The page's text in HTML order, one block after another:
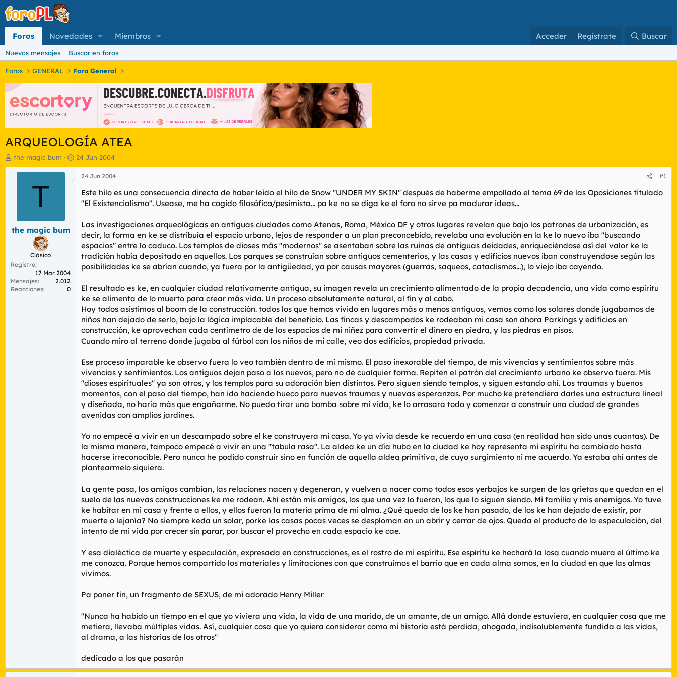
Foros Novedades Miembros Acceder Regístrate Buscar
Nuevos mensajes Buscar en foros
Foros GENERAL Foro General
ARQUEOLOGÍA ATEA
I
n
o
r
t
m
a
the magic bum
F
e
24 Jun 2004
T
the magic bum
Clásico
Registro
17 Mar 2004
Mensajes
2.012
Reacciones
0
24 Jun 2004 #1
Este hilo es una consecuencia directa de haber leido el hilo de Snow "UNDER MY SKIN" después de haberme empollado el tema 69 de las Oposiciones titulado
"El Existencialismo". Usease, me ha cogido filosófico/pesimista... pa ke no se diga ke el foro no sirve pa madurar ideas...
Las investigaciones arqueológicas en antiguas ciudades como Atenas, Roma, México DF y otros lugares revelan que bajo los patrones de urbanización, es
decir, la forma en ke se distribuía el espacio urbano, lejos de responder a un plan preconcebido, revelaba una evolución en la ke lo nuevo iba "buscando
espacios" entre lo caduco. Los templos de dioses más "modernos" se asentaban sobre las ruinas de antiguas deidades, enriqueciéndose así del valor ke la
tradición había depositado en aquellos. Los parques se construían sobre antiguos cementerios, y las casas y edificios nuevos iban construyendose según las
posibilidades ke se abrían cuando, ya fuera por la antigüedad, ya por causas mayores (guerras, saqueos, cataclismos...), lo viejo iba cayendo.
El resultado es ke, en cualquier ciudad relativamente antigua, su imagen revela un crecimiento alimentado de la propia decadencia, una vida como espíritu
ke se alimenta de lo muerto para crear más vida. Un proceso absolutamente natural, al fin y al cabo.
Hoy todos asistimos al boom de la construcción. todos los que hemos vivido en lugares más o menos antiguos, vemos como los solares donde jugabamos de
niños han dejado de serlo, bajo la lógica implacable del beneficio. Las fincas y descampados ke rodeaban mi casa son ahora Parkings y edificios en
construcción, ke aprovechan cada centímetro de de los espacios de mi niñez para convertir el dinero en piedra, y las piedras en pisos.
Cuando miro al terreno donde jugaba al fútbol con los niños de mi calle, veo dos edificios, propiedad privada.
Ese proceso imparable ke observo fuera lo veo también dentro de mí mismo. El paso inexorable del tiempo, de mis vivencias y sentimientos sobre más
vivencias y sentimientos. Los antiguos dejan paso a los nuevos, pero no de cualquier forma. Repiten el patrón del crecimiento urbano ke observo fuera. Mis
"dioses espirituales" ya son otros, y los templos para su adoración bien distintos. Pero siguen siendo templos, y siguen estando ahí. Los traumas y buenos
momentos, con el paso del tiempo, han ido haciendo hueco para nuevos traumas y nuevas esperanzas. Por mucho ke pretendiera darles una estructura lineal
y diseñada, no haría más que engañarme. No puedo tirar una bomba sobre mi vida, ke lo arrasara todo y comenzar a construir una ciudad de grandes
avenidas con amplios jardines.
Yo no empecé a vivir en un descampado sobre el ke construyera mi casa. Yo ya vivía desde ke recuerdo en una casa (en realidad han sido unas cuantas). De
la misma manera, tampoco empecé a vivir en una "tabula rasa". La aldea ke un día hubo en la ciudad ke hoy representa mi espíritu ha cambiado hasta
hacerse irreconocible. Pero nunca he podido construir sino en función de aquella aldea primitiva, de cuyo surgimiento ni me acuerdo. Ya estaba ahí antes de
plantearmelo siquiera.
La gente pasa, los amigos cambian, las relaciones nacen y degeneran, y vuelven a nacer como todos esos yerbajos ke surgen de las grietas que quedan en el
suelo de las nuevas construcciones ke me rodean. Ahí están mis amigos, los que una vez lo fueron, los que lo siguen siendo. Mi familia y mis enemigos. Yo tuve
ke habitar en mi casa y frente a ellos, y ellos fueron la materia prima de mi alma. ¿Qué queda de los ke han pasado, de los ke han dejado de existir, por
muerte o lejanía? No siempre keda un solar, porke las casas pocas veces se desploman en un abrir y cerrar de ojos. Queda el producto de la especulación, del
intento de mi vida por crecer sin parar, por buscar el provecho en cada espacio ke cae.
Y esa dialéctica de muerte y especulación, expresada en construcciones, es el rostro de mi espíritu. Ese espíritu ke hechará la losa cuando muera el último ke
me conozca. Porque hemos compartido los materiales y limitaciones con que construimos el barrio que en cada alma somos, en la ciudad en que las almas
vivimos.
Pa poner fin, un fragmento de SEXUS, de mi adorado Henry Miller
"Nunca ha habido un tiempo en el que yo viviera una vida, la vida de una marido, de un amante, de un amigo. Allá donde estuviera, en cualquier cosa que me
metiera, llevaba múltiples vidas. Así, cualquier cosa que yo quiera considerar como mi historia está perdida, ahogada, indisolublemente fundida a las vidas,
al drama, a las historias de los otros"
dedicado a los que pasarán